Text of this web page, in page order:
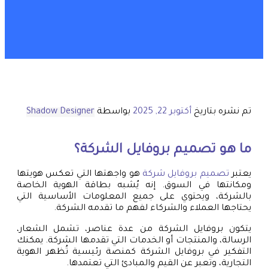
تم نشره بتاريخ أكتوبر 22, 2025 بواسطة Shadow Designer
ما هو تصميم بروفايل الشركة؟
يعتبر تصميم بروفايل شركة هو واجهتها التي تعكس هويتها
ومكانتها في السوق. إنه يُشبه بطاقة الهوية الخاصة
بالشركة، ويحتوي على جميع المعلومات الأساسية التي
يحتاجها العملاء والشركاء لفهم ما تقدمه الشركة.
يتكون بروفايل الشركة من عدة عناصر، تشمل الشعار،
الرسالة، والمنتجات أو الخدمات التي تقدمها الشركة. يمكنك
التفكير في بروفايل الشركة كمنصة رئيسية تُظهر الهوية
التجارية، وتعبر عن القيم والمبادئ التي تعتمدها.